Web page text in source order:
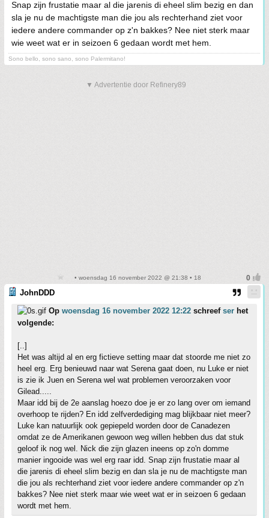
Snap zijn frustatie maar al die jarenis di eheel slim bezig en dan
sla je nu de machtigste man die jou als rechterhand ziet voor
iedere andere commander op z'n bakkes? Nee niet sterk maar
wie weet wat er in seizoen 6 gedaan wordt met hem.
Sono bello, sono sano, sono Palermitano!
▼ Advertentie door Refinery89
• woensdag 16 november 2022 @ 21:38 • 18
JohnDDD
Op woensdag 16 november 2022 12:22 schreef ser het
volgende:
[..]
Het was altijd al en erg fictieve setting maar dat stoorde me niet zo
heel erg. Erg benieuwd naar wat Serena gaat doen, nu Luke er niet
is zie ik Juen en Serena wel wat problemen veroorzaken voor
Gilead.....
Maar idd bij de 2e aanslag hoezo doe je er zo lang over om iemand
overhoop te rijden? En idd zelfverdediging mag blijkbaar niet meer?
Luke kan natuurlijk ook gepiepeld worden door de Canadezen
omdat ze de Amerikanen gewoon weg willen hebben dus dat stuk
geloof ik nog wel. Nick die zijn glazen ineens op zo'n domme
manier ingooide was wel erg raar idd. Snap zijn frustatie maar al
die jarenis di eheel slim bezig en dan sla je nu de machtigste man
die jou als rechterhand ziet voor iedere andere commander op z'n
bakkes? Nee niet sterk maar wie weet wat er in seizoen 6 gedaan
wordt met hem.